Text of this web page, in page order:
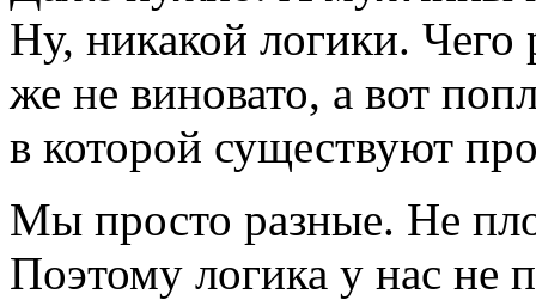
Ну, никакой логики. Чего
же не виновато, а вот
в которой существуют
Мы просто разные. Не
Поэтому логика у нас не